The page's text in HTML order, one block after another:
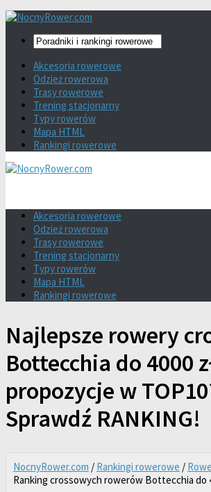
Akcesoria rowerowe
Odzież rowerowa
Trasy rowerowe
Trening stacjonarny
Typy rowerów
Mapa HTML
Rankingi rowerowe
Akcesoria rowerowe
Odzież rowerowa
Trasy rowerowe
Trening stacjonarny
Typy rowerów
Mapa HTML
Rankingi rowerowe
Najlepsze rowery
Bottecchia do 4000
propozycje w
Sprawdź RANKING!
NocnyRower.com / Rankingi rowerowe /
Ranking crossowych rowerów Bottecchia do